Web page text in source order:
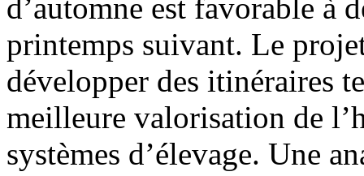
d’automne est favorable à
printemps suivant. Le
développer des itinéraires
meilleure valorisation de
systèmes d’élevage. Une